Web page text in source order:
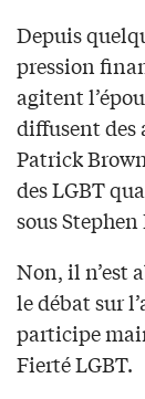
Depuis
pression
agitent
diffusent des
Patrick
des LGBT
sous
Non, il n’est
le débat sur
participe
Fierté LGBT.